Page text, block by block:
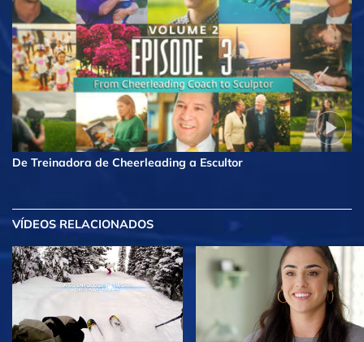
De Treinadora de Cheerleading a Escultor
VÍDEOS RELACIONADOS